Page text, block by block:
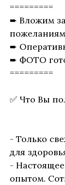
=========
➨ Вложим
➨
➨ ФОТО
=========
✅ Что Вы
- Только
для
-
опытом.